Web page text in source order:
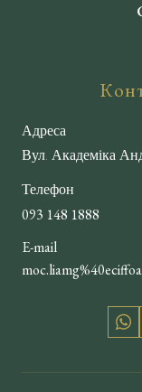
Адреса
Вул. Академіка
Телефон
093 148 1888
E-mail